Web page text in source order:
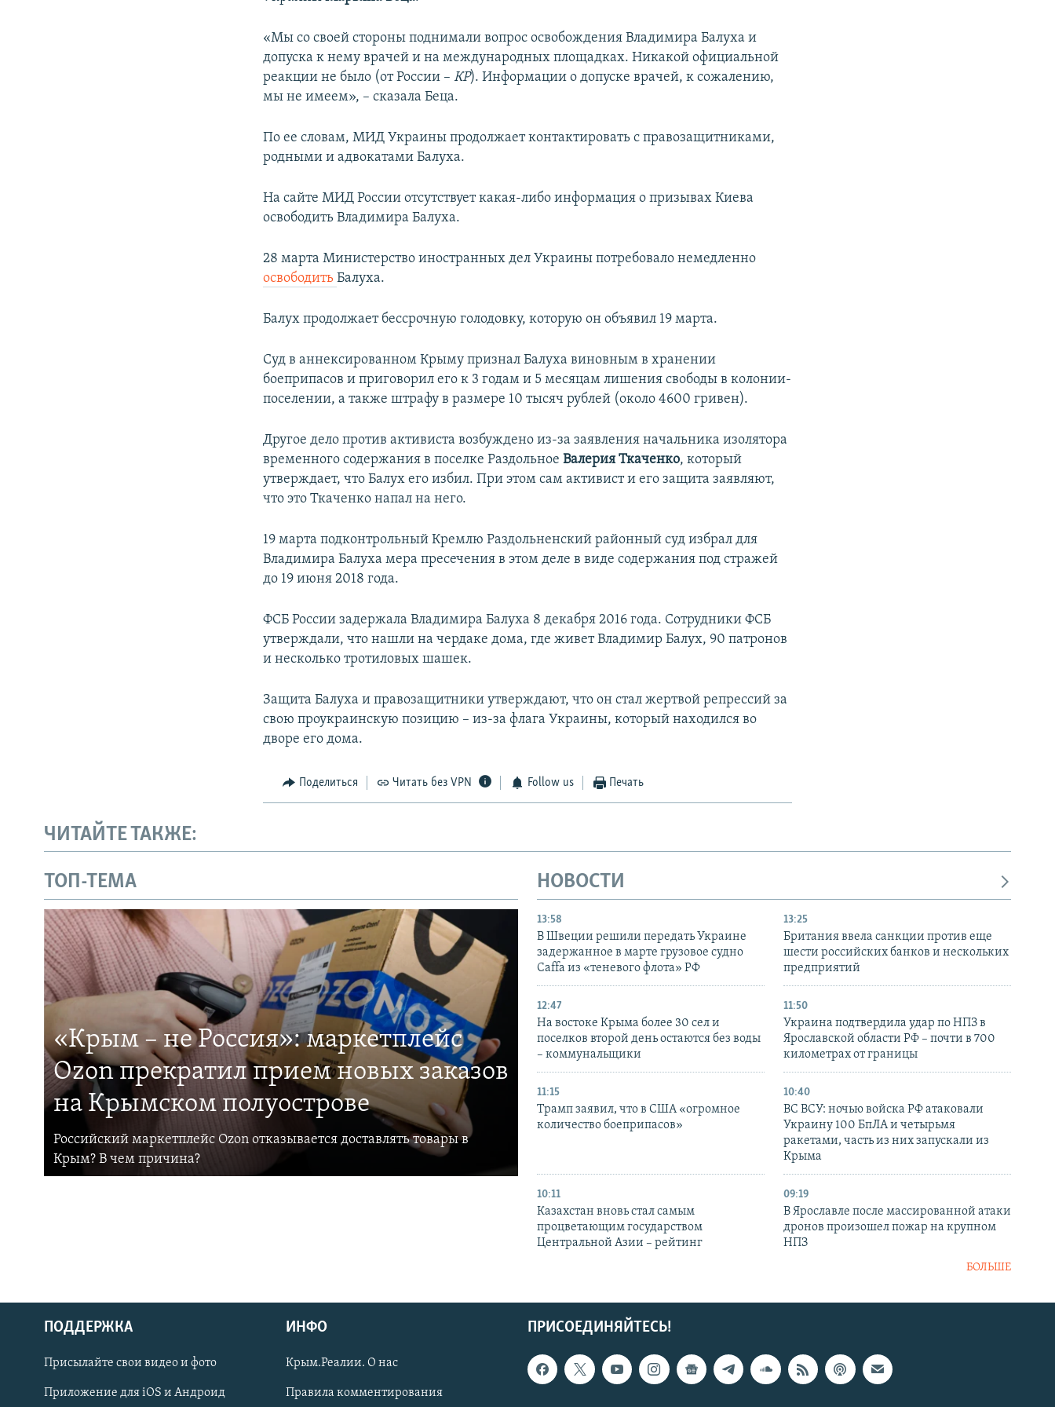
Українською
Qırımtatar
«Мы со своей стороны поднимали вопрос освобождения Владимира Балуха и
допуска к нему врачей и на международных площадках. Никакой официальной
реакции не было (от России –КР). Информации о допуске врачей, к сожалению,
мы не имеем», – сказала Беца.
По ее словам, МИД Украины продолжает контактировать с правозащитниками,
родными и адвокатами Балуха.
На сайте МИД России отсутствует какая-либо информация о призывах Киева
освободить Владимира Балуха.
28 марта Министерство иностранных дел Украины потребовало немедленно
освободитьБалуха.
Балух продолжает бессрочную голодовку, которую он объявил 19 марта.
Суд в аннексированном Крыму признал Балуха виновным в хранении
боеприпасов и приговорил его к 3 годам и 5 месяцам лишения свободы в колонии-
поселении, а также штрафу в размере 10 тысяч рублей (около 4600 гривен).
Другое дело против активиста возбуждено из-за заявления начальника изолятора
временного содержания в поселке РаздольноеВалерия Ткаченко, который
утверждает, что Балух его избил. При этом сам активист и его защита заявляют,
что это Ткаченко напал на него.
19 марта подконтрольный Кремлю Раздольненский районный суд избрал для
Владимира Балуха мера пресечения в этом деле в виде содержания под стражей
до 19 июня 2018 года.
ФСБ России задержала Владимира Балуха 8 декабря 2016 года. Сотрудники ФСБ
утверждали, что нашли на чердаке дома, где живет Владимир Балух, 90 патронов
и несколько тротиловых шашек.
Защита Балуха и правозащитники утверждают, что он стал жертвой репрессий за
свою проукраинскую позицию – из-за флага Украины, который находился во
дворе его дома.
Поделиться Читать без VPN Follow us Печать
ЧИТАЙТЕ ТАКЖЕ:
ТОП-ТЕМА
«Крым – не Россия»: маркетплейс
Ozon прекратил прием новых заказов
на Крымском полуострове
Российский маркетплейс Ozon отказывается доставлять товары в
Крым? В чем причина?
НОВОСТИ
13:58
В Швеции решили передать Украине
задержанное в марте грузовое судно
Caffa из «теневого флота» РФ
13:25
Британия ввела санкции против еще
шести российских банков и нескольких
предприятий
12:47
На востоке Крыма более 30 сел и
поселков второй день остаются без воды
– коммунальщики
11:50
Украина подтвердила удар по НПЗ в
Ярославской области РФ – почти в 700
километрах от границы
11:15
Трамп заявил, что в США «огромное
количество боеприпасов»
10:40
ВС ВСУ: ночью войска РФ атаковали
Украину 100 БпЛА и четырьмя
ракетами, часть из них запускали из
Крыма
10:11
Казахстан вновь стал самым
процветающим государством
Центральной Азии – рейтинг
09:19
В Ярославле после массированной атаки
дронов произошел пожар на крупном
НПЗ
БОЛЬШЕ
ПРИСОЕДИНЯЙТЕСЬ!
ПОДДЕРЖКА
Присылайте свои видео и фото
Приложение для iOS и Андроид
ИНФО
Крым.Реалии. О нас
Правила комментирования